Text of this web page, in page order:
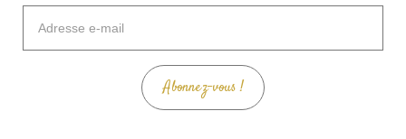
mail
Abonnez-vous !